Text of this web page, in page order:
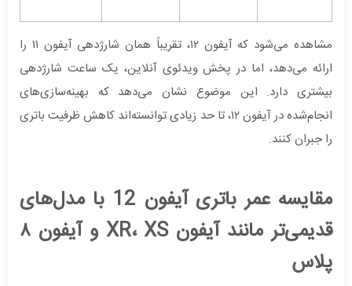
مشاهده می‌شود که آیفون ۱۲، تقریباً همان شارژدهی آیفون ۱۱ را
ارائه می‌دهد، اما در پخش ویدئوی آنلاین، یک ساعت شارژدهی
بیشتری دارد. این موضوع نشان می‌دهد که بهینه‌سازی‌های
انجام‌شده در آیفون ۱۲، تا حد زیادی توانسته‌اند کاهش ظرفیت باتری
را جبران کنند.
مقایسه عمر باتری آیفون 12 با مدل‌های
قدیمی‌تر مانند آیفون XR، XS و آیفون ۸
پلاس